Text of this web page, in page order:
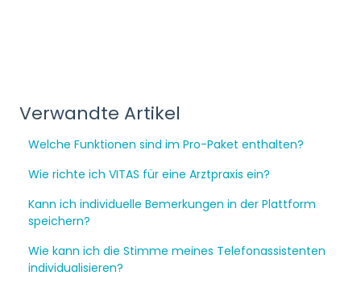
Verwandte Artikel
Welche Funktionen sind im Pro-Paket enthalten?
Wie richte ich VITAS für eine Arztpraxis ein?
Kann ich individuelle Bemerkungen in der Plattform
speichern?
Wie kann ich die Stimme meines Telefonassistenten
individualisieren?